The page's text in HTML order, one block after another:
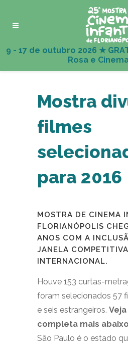
Mostra
filmes
para 2016
MOSTRA DE CINEMA
FLORIANÓPOLIS
ANOS COM A
JANELA COMPETITIVA
INTERNACIONAL.
Houve 153 curtas-
foram selecionados 57
e seis estrangeiros.
completa mais
São Paulo é o estado